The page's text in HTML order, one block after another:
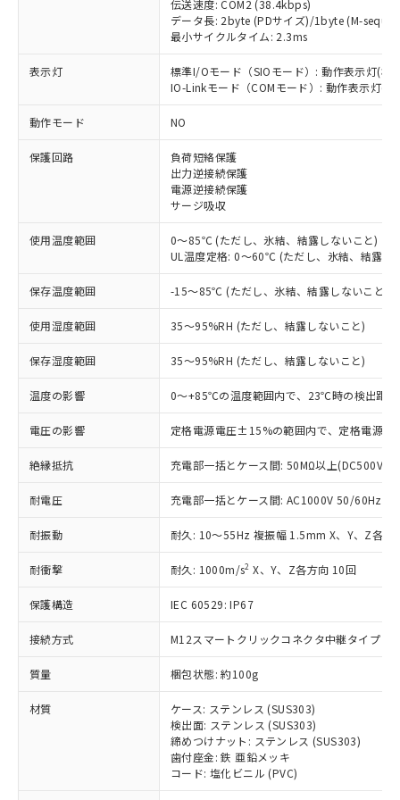
伝送速度: COM2 (38.4kbps)
データ長: 2byte (PDサイズ)/1byte (M-
最小サイクルタイム: 2.3ms
表示灯
標準I/Oモード（SIOモード）: 動作表示灯(橙
IO-Linkモード（COMモード）: 動作表示灯(
動作モード NO
保護回路
負荷短絡保護
出力逆接続保護
電源逆接続保護
サージ吸収
使用温度範囲
0～85℃ (ただし、氷結、結露しないこと)
UL温度定格: 0～60℃ (ただし、氷結、結露し
保存温度範囲 -15～85℃ (ただし、氷結、結露しないこと)
使用湿度範囲 35～95%RH (ただし、結露しないこと)
保存湿度範囲 35～95%RH (ただし、結露しないこと)
温度の影響 0～+85℃の温度範囲内で、23℃時の検出距
電圧の影響 定格電源電圧±15%の範囲内で、定格電源
絶縁抵抗 充電部一括とケース間: 50MΩ以上(DC500Vメ
耐電圧 充電部一括とケース間: AC1000V 50/60Hz
耐振動 耐久: 10～55Hz 複振幅 1.5mm X、Y、Z各方
耐衝撃 耐久: 1000m/s2 X、Y、Z各方向 10回
保護構造 IEC 60529: IP67
接続方式 M12スマートクリックコネクタ中継タイプ
質量 梱包状態: 約100g
材質
ケース: ステンレス (SUS303)
検出面: ステンレス (SUS303)
締めつけナット: ステンレス (SUS303)
歯付座金: 鉄 亜鉛メッキ
コード: 塩化ビニル (PVC)
ご利用条件
以下の条件をお読みいただき、同意のうえ
ご利用ください。
本サービスは、当社制御機器事業取扱
商品の当社在庫状況および標準価格
(税抜)を提供させていただくもので
当社制御機器事業取扱商品の中には、
本サービスの対象外となる商品もある
ことをご了承ください。
在庫状況および標準価格照会結果は、
記載している更新日時点での社内デー
タに基づき作成されるものであり、閲
準価格とは異なる場合があることをご
了承ください。
正式な納期状況および標準価格はお客
様のお取引先、またはお客様担当のオ
ムロン制御機器販売店・当社販売員に
ご相談ください。
オムロン制御機器販売店や当社販売拠
販売ネットワーク
」をご確認
ください。
在庫状況および標準価格結果を当社の
事前の承諾なく第三者に漏洩または開
示しないようお願いします。
マイパーツ機能（部品リスト作成サー
ビス）をご利用いただくには、I-Web
メンバーズにご登録されている必要が
あります。
対応済み：EU RoHS指令（10物質）の
非含有に対応した製品が提供可能な商品で
す。
対応予定：EU RoHS指令（10物質）の非含
有に対応した製品に切り替える予定のある
対応予定なし：EU RoHS指令（10物質）の
非含有に非対応の商品で、対応品を出す予
定はありません。
調査・確認中：EU RoHS指令（10物質）の
非含有の対応状況を調査中または確認中の
商品です。
非該当品：ライセンス料など無形物で、有
害物質有無と関係のない商品です。
仕入先様の事情により、非含有部品として
いたものが、含有品と判明した場合などや
むを得ず変更することがあります。
*EU RoHS指令（10物質）：
鉛(Pb) 1000ppm以下、 水銀(Hg) 1000ppm以下、 カド
六価クロム(Cr(Ⅵ)) 1000ppm以下、ポリ臭化ビフェニル
類(PBB) 1000ppm以下、ポリ臭化ジフェニルエーテル類
(PBDE) 1000ppm以下、フタル酸ビス(2-エチルヘキシ
ル) (DEHP)(別名：DOP) 1000ppm以下、フタル酸ブチ
ルベンジル（BBP） 1000ppm以下、フタル酸ジブチル
（DBP） 1000ppm以下、フタル酸ジイソブチル
適用除外項目は除く。
フタル酸エステル類の４物質については閾値を超える意
図的な使用がないことを確認しています。
※2 対応予定月
部品在庫の切り替え状況などにより、予定
月が前後することがあります。
※1 中国RoHS○×表
「○」：最大均質材料含有率が中国RoHSの
基準値以下であることを示します。
「×」：最大均質材料含有率が中国RoHSの
基準値を超えていることを示します。
「－」：未確認です。当社販売部門へお問
い合わせください。
Cr(Ⅵ)(六価クロム) : 1000ppm、 PBBs(ポリ臭化ビフェ
ニル類) : 1000ppm、 PBDEs(ポリ臭化ジフェニルエーテ
イソブチル) : 1000ppm、 BBP(フタル酸ブチルベンジ
DEHP(フタル酸ビス(2-エチルヘキシル)) : 1000ppm
※2 環境保護使用期限
「ｅ」：有害物質（10物質）のすべてが基
準値以下であることを示します。
「10」：通常の使用状況下において有害物
質が外部に漏えいし、環境に深刻な影響を
及ぼさない年数を意味します。
「－」：未確認です。当社販売部門へお問
当社は、これら貴社製品のうち、外国
為替および外国貿易法に定める商品
（以下｢規制貨物等」という）を輸出
または国外への提供する場合は、日本
国政府の輸出許可(または役務取引許
可)を取得するなどの必要な手続きを
とります。
当社は規制貨物を破棄する場合は、完
全に破砕するなど、違法に輸出されな
いよう必要な手段を講じます。
当社は貴社製品を、核兵器、ミサイ
武器並びにこれらの製造装置等に一切
使用いたしません。
当社は、貴社製品を第三者に販売する
場合は、上記1、2および3の内容を当
該第三者に通知します。また当社は、
販売先および販売に係わる関係者が違
法に輸出するおそれがある場合は、取
り引きをいたしません。
一定数以上の在庫あり
一定数には満たないが在庫あり
在庫なし(最新の在庫状況につ
いては、お客様のお取引先、ま
たはお客様担当のオムロン制御
機器販売店・当社販売員にご確
認ください)
受注生産機種、また在庫状況の
情報を公開していない機種